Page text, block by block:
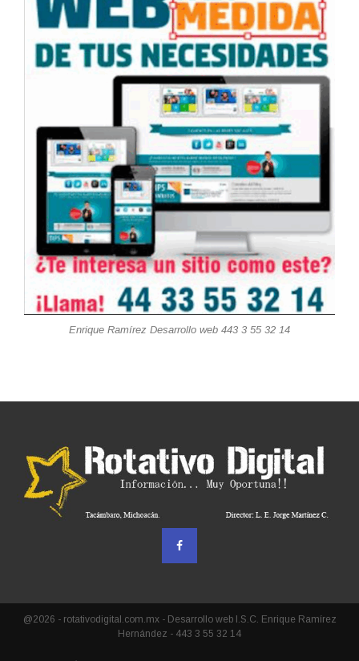
Enrique Ramírez Desarrollo web 443 3 55 32 14
@2026 - rotativodigital.com.mx - Desarrollo web I.S.C. Enrique Ramírez
Hernández - 443 3 55 32 14